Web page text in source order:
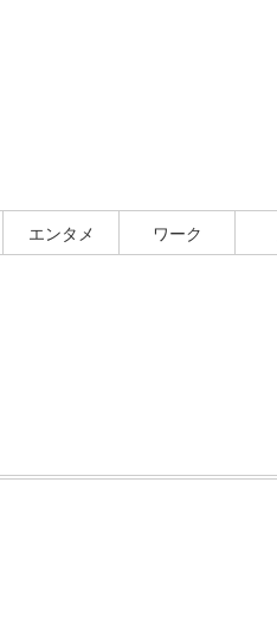
エンタメ ワーク